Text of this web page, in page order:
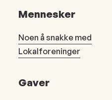
Mennesker
Noen å snakke med
Lokalforeninger
Gaver